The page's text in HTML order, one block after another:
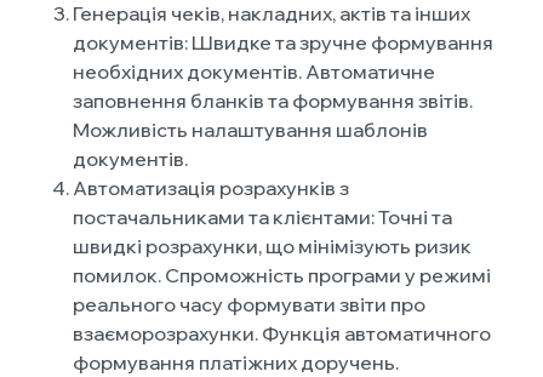
Генерація чеків, накладних, актів та інших
документів: Швидке та зручне формування
необхідних документів. Автоматичне
заповнення бланків та формування звітів.
Можливість налаштування шаблонів
документів.
Автоматизація розрахунків з
постачальниками та клієнтами: Точні та
швидкі розрахунки, що мінімізують ризик
помилок. Спроможність програми у режимі
реального часу формувати звіти про
взаєморозрахунки. Функція автоматичного
формування платіжних доручень.